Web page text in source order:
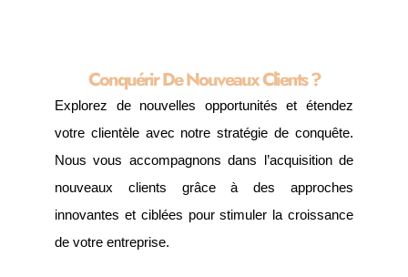
Conquérir De Nouveaux Clients ?
Explorez de nouvelles opportunités et étendez
votre clientèle avec notre stratégie de conquête.
Nous vous accompagnons dans l’acquisition de
nouveaux clients grâce à des approches
innovantes et ciblées pour stimuler la croissance
de votre entreprise.